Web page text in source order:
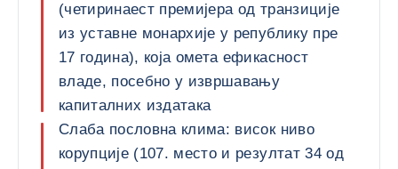
(четиринаест премијера од транзиције
из уставне монархије у републику пре
17 година), која омета ефикасност
владе, посебно у извршавању
капиталних издатака
Слаба пословна клима: висок ниво
корупције (107. место и резултат 34 од